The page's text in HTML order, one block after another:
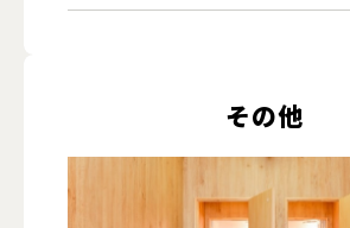
その他